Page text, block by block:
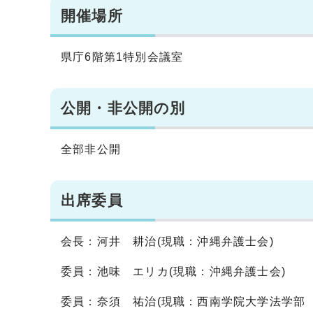
開催場所
県庁6階第1特別会議室
公開・非公開の別
全部非公開
出席委員
会長：河井 耕治(現職：沖縄弁護士会)
委員：池味 エリカ(現職：沖縄弁護士会)
委員：奈須 祐治(現職：西南学院大学法学